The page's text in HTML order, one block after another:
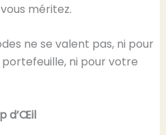
méritez.
ne se valent pas, ni pour
ni pour votre
d’Œil